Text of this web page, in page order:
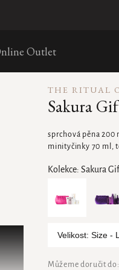
den
Outlet
THE RITUAL
Sakura
Můžeme doručit do:
sprchová pěna 200
minityčinky 70 ml,
Kolekce: Sakura
Velikost: Size -